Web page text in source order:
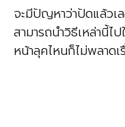
จะมีปัญหาว่าปัดแล้วเ
สามารถนำวิธีเหล่านี้ไ
หน้าลุคไหนก็ไม่พลาดเ